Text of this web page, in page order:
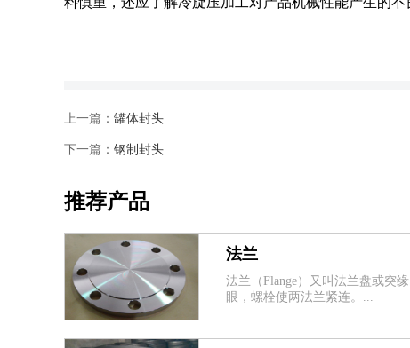
上一篇： 罐体封头
下一篇： 钢制封头
推荐产品
法兰
法兰（Flange）又叫法兰盘或突
眼，螺栓使两法兰紧连。...